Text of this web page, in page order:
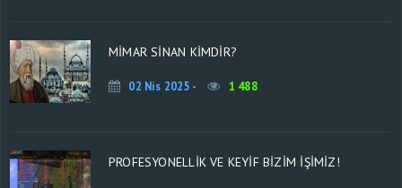
MİMAR SİNAN KİMDİR?
02 Nis 2025 - 1 488
PROFESYONELLİK VE KEYİF BİZİM İŞİMİZ!